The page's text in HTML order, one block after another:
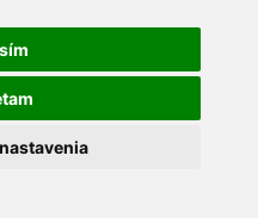
maklérov